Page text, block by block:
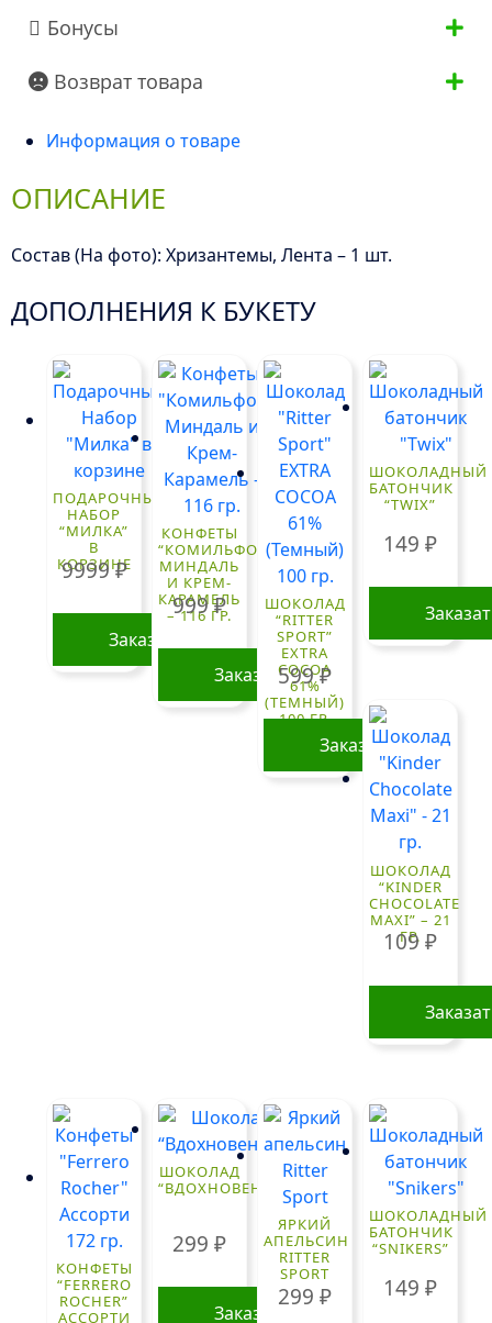
Бонусы
Возврат товара
Информация о товаре
ОПИСАНИЕ
Состав (На фото): Хризантемы, Лента – 1 шт.
ДОПОЛНЕНИЯ К БУКЕТУ
ПОДАРОЧНЫЙ
НАБОР
“МИЛКА”
В
КОРЗИНЕ
9999₽
Заказать
КОНФЕТЫ
“КОМИЛЬФО”
МИНДАЛЬ
И КРЕМ-
КАРАМЕЛЬ
– 116 ГР.
999₽
Заказать
ШОКОЛАД
“RITTER
SPORT”
EXTRA
COCOA
61%
(ТЕМНЫЙ)
100 ГР.
599₽
Заказать
ШОКОЛАДНЫЙ
БАТОНЧИК
“TWIX”
149₽
ШОКОЛАД
“KINDER
CHOCOLATE
MAXI” – 21
ГР.
109₽
КОНФЕТЫ
“FERRERO
ROCHER”
АССОРТИ
ШОКОЛАД
“ВДОХНОВЕНИЕ”
299₽
Заказать
ЯРКИЙ
АПЕЛЬСИН
RITTER
SPORT
299₽
ШОКОЛАДНЫЙ
БАТОНЧИК
“SNIKERS”
149₽